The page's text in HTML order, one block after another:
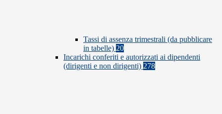
Tassi di assenza trimestrali (da pubblicare
in tabelle) 20
Incarichi conferiti e autorizzati ai dipendenti
(dirigenti e non dirigenti) 278